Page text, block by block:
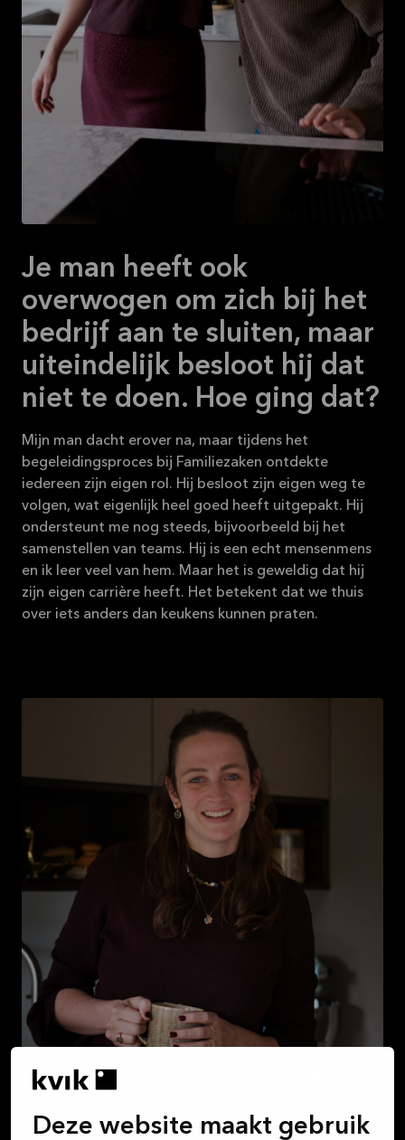
Deze website maakt gebruik
Je man heeft ook
overwogen om zich bij het
bedrijf aan te sluiten, maar
uiteindelijk besloot hij dat
niet te doen. Hoe ging dat?
Mijn man dacht erover na, maar tijdens het
begeleidingsproces bij Familiezaken ontdekte
iedereen zijn eigen rol. Hij besloot zijn eigen weg te
volgen, wat eigenlijk heel goed heeft uitgepakt. Hij
ondersteunt me nog steeds, bijvoorbeeld bij het
samenstellen van teams. Hij is een echt mensenmens
en ik leer veel van hem. Maar het is geweldig dat hij
zijn eigen carrière heeft. Het betekent dat we thuis
over iets anders dan keukens kunnen praten.